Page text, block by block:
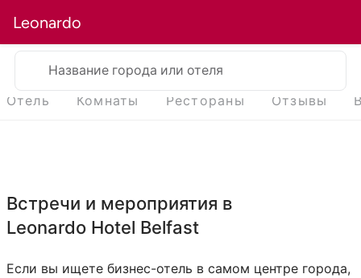
Leonardo
Название города или отеля
Отель Комнаты Рестораны Отзывы
Встречи и мероприятия в
Leonardo Hotel Belfast
Если вы ищете бизнес-отель в самом центре города,